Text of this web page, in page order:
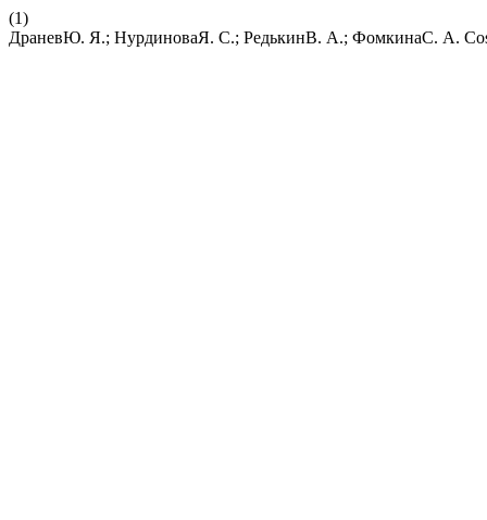
(1)
ДраневЮ. Я.; НурдиноваЯ. С.; РедькинВ. А.; ФомкинаС. А.